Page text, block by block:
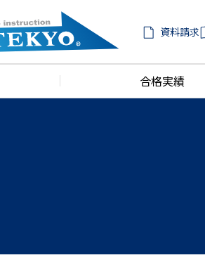
資料請求
合格実績